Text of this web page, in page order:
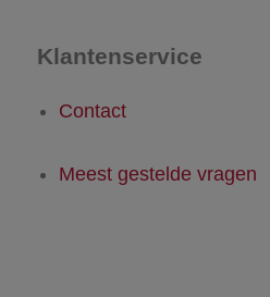
Klantenservice
Contact
Meest gestelde vragen